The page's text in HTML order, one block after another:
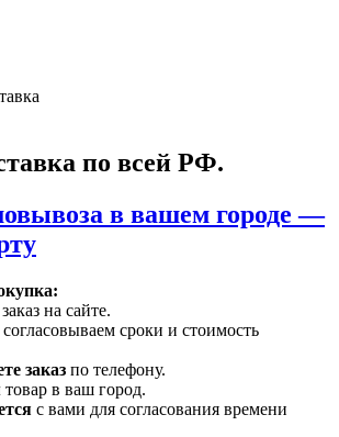
по всей РФ.
в вашем городе —
заказ на сайте.
сроки и стоимость
заказ по телефону.
товар в ваш город.
с вами для согласования времени